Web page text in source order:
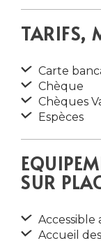
TARIFS,
Carte
Chèque
Chèques
Espèces
SUR
Accessible
Accueil